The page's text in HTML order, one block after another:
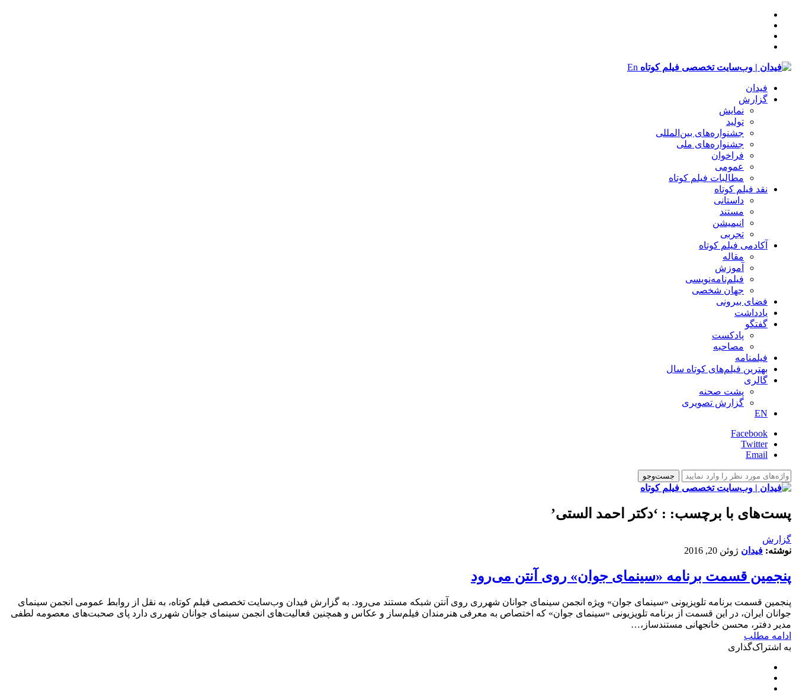
En
فیدان
گزارش
نمایش
تولید
‌‌جشنواره‌های بین‌المللی
جشنواره‌های ملی
فراخوان
عمومی
مطالبات فیلم کوتاه
نقد فیلم کوتاه
داستانی
مستند
انیمیشن
تجربی
آکادمی فیلم کوتاه
مقاله
آموزش
فیلم‌نامه‌نویسی
جهان شخصی
فضای بیرونی
یادداشت
گفتگو
پادکست
مصاحبه
فیلمنامه
بهترین فیلم‌های کوتاه سال
گالری
پشت صحنه
گزارش تصویری
EN
Facebook
Twitter
Email
پست‌های با برچسب: : ‘دکتر احمد الستی’
گزارش
نوشته: فیدان ژوئن 20, 2016
پنجمین قسمت برنامه «سینمای جوان» روی آنتن می‌رود
پنجمین قسمت برنامه تلویزیونی «سینمای جوان» ویژه انجمن سینمای جوانان شهرری روی آنتن شبکه مستند می‌رود. به گزارش فیدان وب‌سایت تخصصی فیلم کوتاه، به نقل از روابط عمومی انجمن سینمای
جوانان ایران، در این قسمت از برنامه تلویزیونی «سینمای جوان» که اختصاص به معرفی هنرمندان فیلم‌ساز و عکاس و همچنین فعالیت‌های انجمن سینمای جوانان شهرری دارد پای صحبت‌های معصومه لطفی
مدیر دفتر، محسن خانجهانی مستندساز،…
ادامه مطلب
به اشتراک‌گذاری